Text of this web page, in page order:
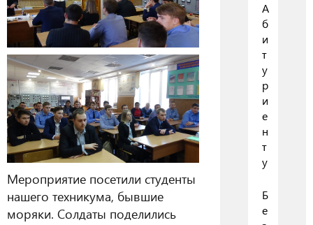
Мероприятие посетили студенты
нашего техникума, бывшие
моряки. Солдаты поделились
А
б
и
т
у
р
и
е
н
т
у
Б
е